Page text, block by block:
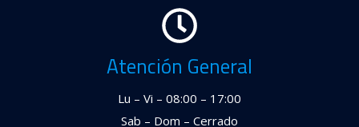
Atención General
Lu – Vi – 08:00 – 17:00
Sab – Dom – Cerrado